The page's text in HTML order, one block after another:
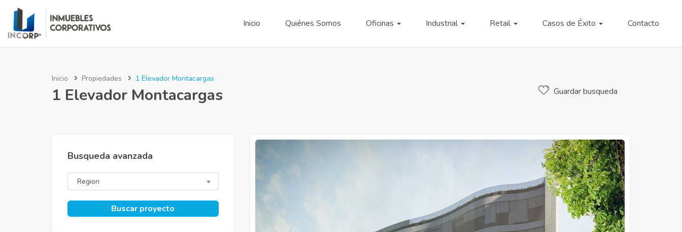
Inicio Quiénes Somos Oficinas Industrial Retail Casos de Éxito Contacto
Inicio Propiedades 1 Elevador Montacargas
1 Elevador Montacargas Guardar busqueda
Busqueda avanzada
Region
Buscar proyecto